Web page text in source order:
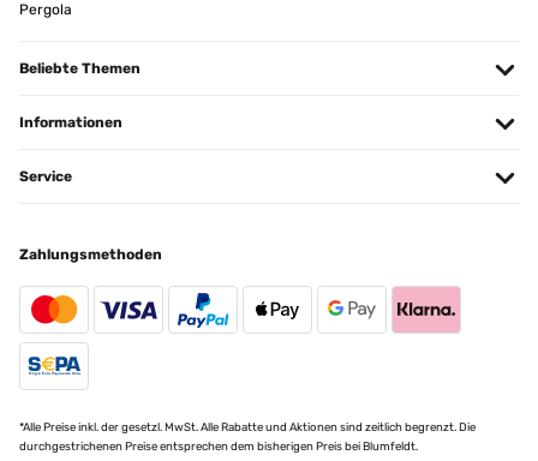
Pergola
Beliebte Themen
Informationen
Service
Zahlungsmethoden
*Alle Preise inkl. der gesetzl. MwSt. Alle Rabatte und Aktionen sind zeitlich begrenzt. Die
durchgestrichenen Preise entsprechen dem bisherigen Preis bei Blumfeldt.